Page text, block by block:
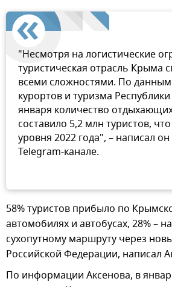
"Несмотря на логистические
туристическая отрасль Крыма
всеми сложностями. По
курортов и туризма
января количество
составило 5,2 млн туристов,
уровня 2022 года", – написал
Telegram-канале.
58% туристов прибыло по
автомобилях и автобусах, 28% –
сухопутному маршруту через
Российской Федерации, написал
По информации Аксенова, в